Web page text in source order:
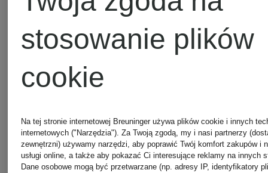
ernst
ernst
stosowanie plików
cookie
Na tej stronie internetowej Breuninger używa plików cookie i innych
internetowych ("Narzędzia"). Za Twoją zgodą, my i nasi partnerzy
zewnętrzni) używamy narzędzi, aby poprawić Twój komfort zakupów i
usługi online, a także aby pokazać Ci interesujące reklamy na innych
Dane osobowe mogą być przetwarzane (np. adresy IP, identyfikatory